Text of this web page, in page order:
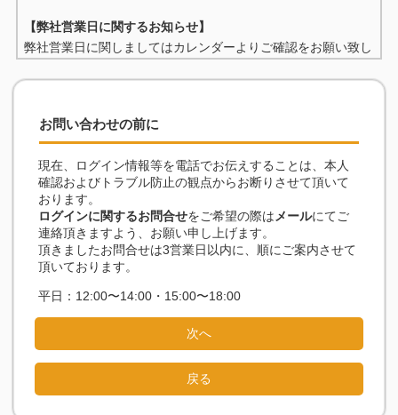
【弊社営業日に関するお知らせ】
弊社営業日に関しましてはカレンダーよりご確認をお願い致し
お問い合わせに関しましてはメールにて承っております。
お問い合わせの前に
現在、ログイン情報等を電話でお伝えすることは、本人
確認およびトラブル防止の観点からお断りさせて頂いて
おります。
ログインに関するお問合せをご希望の際は メールにてご
連絡頂きますよう、お願い申し上げます。
頂きましたお問合せは3営業日以内に、順にご案内させて
頂いております。
平日：12:00〜14:00・15:00〜18:00
次へ
戻る